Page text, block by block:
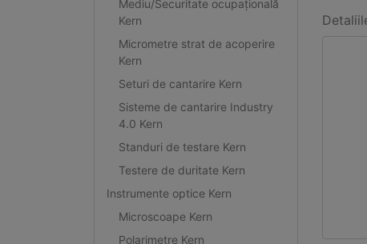
Mediu/Securitate ocupațională
Kern
Micrometre strat de acoperire
Kern
Seturi de cantarire Kern
Sisteme de cantarire Industry
4.0 Kern
Standuri de testare Kern
Testere de duritate Kern
Instrumente optice Kern
Microscoape Kern
Polarimetre Kern